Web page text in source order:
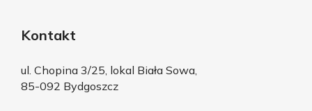
Kontakt
ul. Chopina 3/25, lokal Biała Sowa,
85-092 Bydgoszcz